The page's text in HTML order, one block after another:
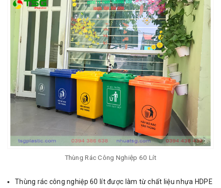
Thùng Rác Công Nghiệp 60 Lít
Thùng rác công nghiệp 60 lít được làm từ chất liệu nhựa HDPE